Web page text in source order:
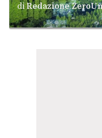
diRedazione